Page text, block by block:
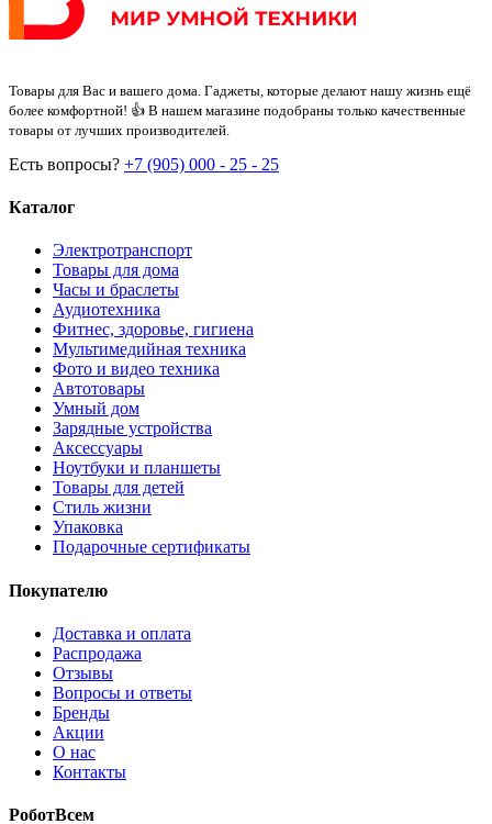
Товары для Вас и вашего дома. Гаджеты, которые делают нашу жизнь ещё
более комфортной! 👍 В нашем магазине подобраны только качественные
товары от лучших производителей.
Есть вопросы? +7 (905) 000 - 25 - 25
Каталог
Электротранспорт
Товары для дома
Часы и браслеты
Аудиотехника
Фитнес, здоровье, гигиена
Мультимедийная техника
Фото и видео техника
Автотовары
Умный дом
Зарядные устройства
Аксессуары
Ноутбуки и планшеты
Товары для детей
Стиль жизни
Упаковка
Подарочные сертификаты
Покупателю
Доставка и оплата
Распродажа
Отзывы
Вопросы и ответы
Бренды
Акции
О нас
Контакты
РоботВсем